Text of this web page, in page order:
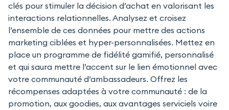
clés pour stimuler la décision d’achat en valorisant les
interactions relationnelles. Analysez et croisez
l’ensemble de ces données pour mettre des actions
marketing ciblées et hyper-personnalisées. Mettez en
place un programme de fidélité gamifié, personnalisé
et qui saura mettre l’accent sur le lien émotionnel avec
votre communauté d’ambassadeurs. Offrez les
récompenses adaptées à votre communauté : de la
promotion, aux goodies, aux avantages serviciels voire